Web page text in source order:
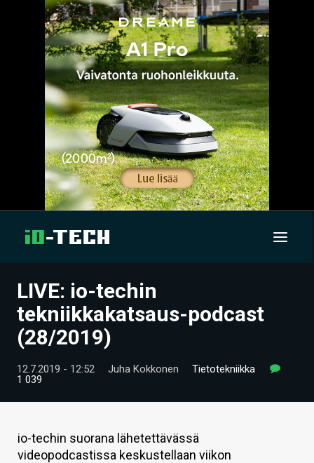
UUTISET
ARTIKKELIT
VIDEOT
HINTA.FI
LIVE: io-techin
tekniikkakatsaus-podcast
(28/2019)
12.7.2019 - 12:52 Juha Kokkonen
Tietotekniikka
1 039
io-techin suorana lähetettävässä
videopodcastissa keskustellaan viikon